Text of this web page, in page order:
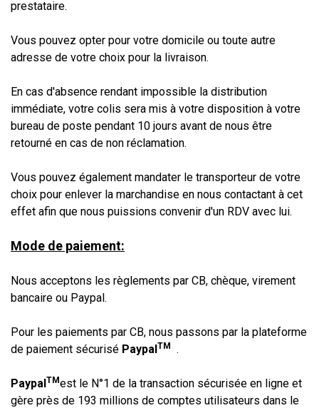
prestataire.
Vous pouvez opter pour votre domicile ou toute autre
adresse de votre choix pour la livraison.
En cas d'absence rendant impossible la distribution
immédiate, votre colis sera mis à votre disposition à votre
bureau de poste pendant 10 jours avant de nous être
retourné en cas de non réclamation.
Vous pouvez également mandater le transporteur de votre
choix pour enlever la marchandise en nous contactant à cet
effet afin que nous puissions convenir d'un RDV avec lui.
Mode de paiement:
Nous acceptons les règlements par CB, chèque, virement
bancaire ou Paypal.
Pour les paiements par CB, nous passons par la plateforme
de paiement sécurisé PaypalTM .
PaypalTMest le N°1 de la transaction sécurisée en ligne et
gère près de 193 millions de comptes utilisateurs dans le